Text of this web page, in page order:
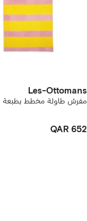
Les-Ottomans
مفرش طاولة مخطط بطبعة
QAR 652